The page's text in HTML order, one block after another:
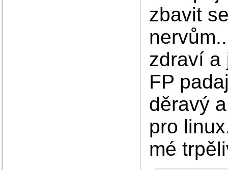
zbavit
zdraví a
FP
děravý
pro
mé